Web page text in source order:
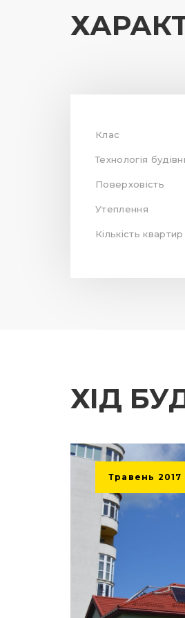
Клас
Технологія
Поверховість
Утеплення
Кількість квартир
ХІД
Травень 2017